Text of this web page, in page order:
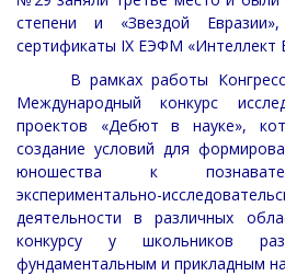
степени и «Звездой
сертификаты IХ ЕЭФМ «Интеллект
В рамках работы
Международный конкурс
проектов «Дебют в науке»,
создание условий для
юношества к
экспериментально-
деятельности в различных
конкурсу у школьников
фундаментальным и прикладным